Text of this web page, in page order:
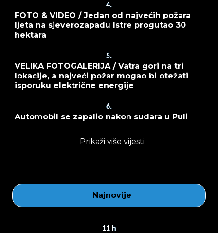
4.
FOTO & VIDEO / Jedan od najvećih požara
ljeta na sjeverozapadu Istre progutao 30
hektara
5.
VELIKA FOTOGALERIJA / Vatra gori na tri
lokacije, a najveći požar mogao bi otežati
isporuku električne energije
6.
Automobil se zapalio nakon sudara u Puli
Prikaži više vijesti
Najnovije
11 h